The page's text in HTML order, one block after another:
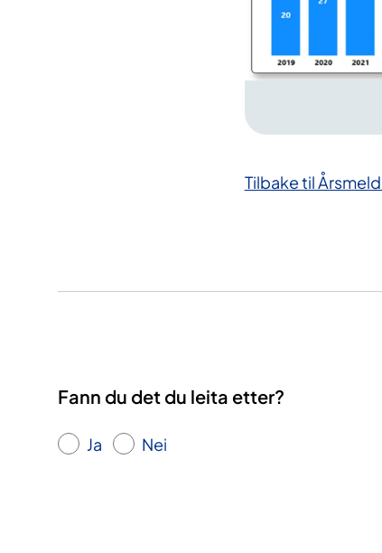
Tilbake til
Fann du det du leita etter?
Ja Nei